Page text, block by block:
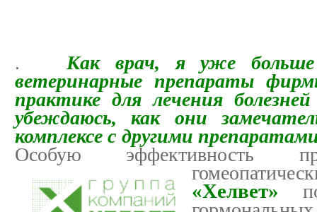
. Как врач, я уже
ветеринарные препараты
практике для лечения
убеждаюсь, как они
комплексе с другими
Особую эффективность
«Хелвет»